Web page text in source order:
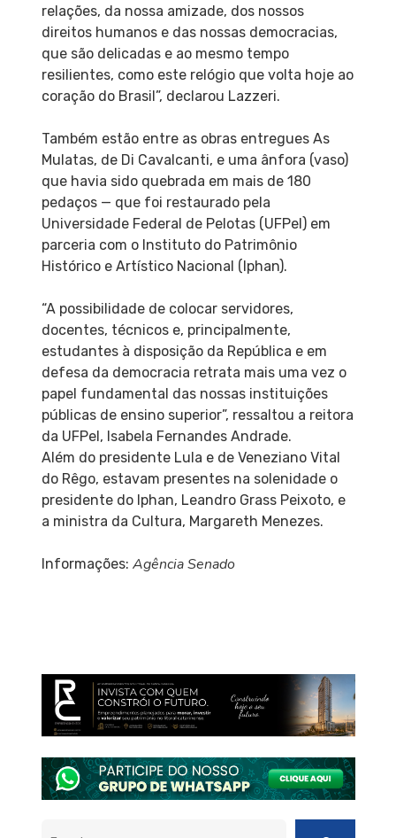
relações, da nossa amizade, dos nossos
direitos humanos e das nossas democracias,
que são delicadas e ao mesmo tempo
resilientes, como este relógio que volta hoje ao
coração do Brasil”, declarou Lazzeri.
Também estão entre as obras entregues As
Mulatas, de Di Cavalcanti, e uma ânfora (vaso)
que havia sido quebrada em mais de 180
pedaços — que foi restaurado pela
Universidade Federal de Pelotas (UFPel) em
parceria com o Instituto do Patrimônio
Histórico e Artístico Nacional (Iphan).
“A possibilidade de colocar servidores,
docentes, técnicos e, principalmente,
estudantes à disposição da República e em
defesa da democracia retrata mais uma vez o
papel fundamental das nossas instituições
públicas de ensino superior”, ressaltou a reitora
da UFPel, Isabela Fernandes Andrade.
Além do presidente Lula e de Veneziano Vital
do Rêgo, estavam presentes na solenidade o
presidente do Iphan, Leandro Grass Peixoto, e
a ministra da Cultura, Margareth Menezes.
Informações: Agência Senado